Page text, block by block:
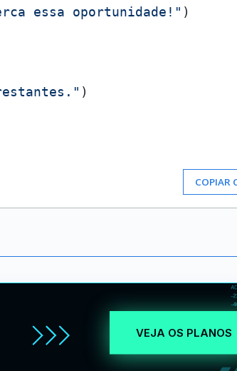
essa oportunidade!" )
)
COPIAR
VEJA OS PLANOS